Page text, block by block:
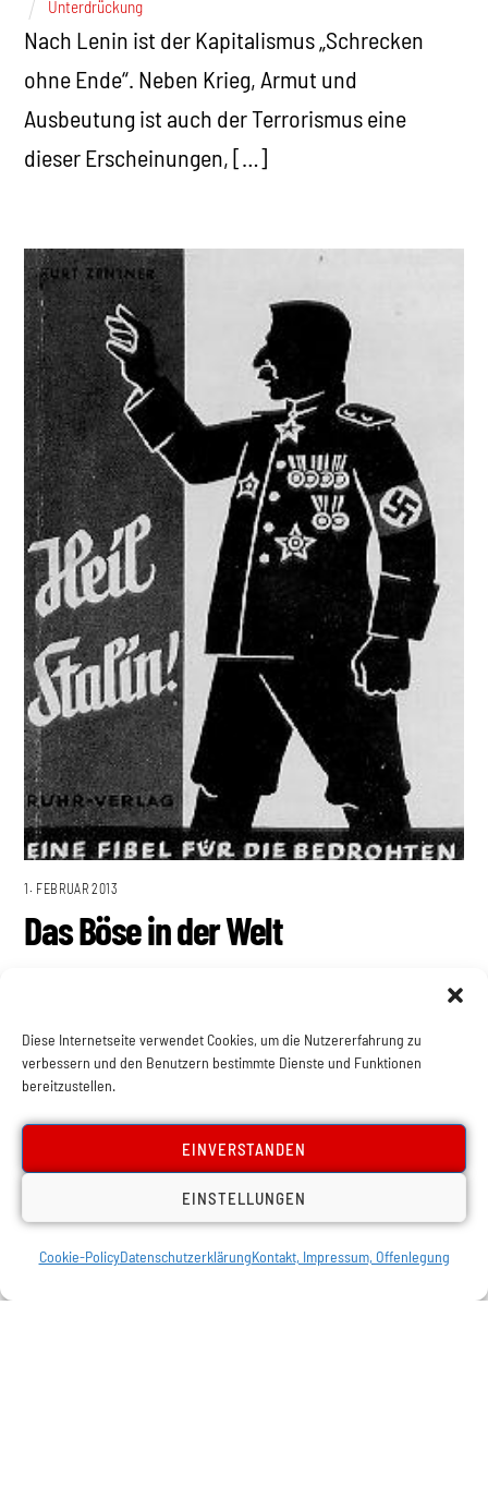
Diese Internetseite verwendet Cookies, um die Nutzererfahrung zu
verbessern und den Benutzern bestimmte Dienste und Funktionen
bereitzustellen.
EINVERSTANDEN
EINSTELLUNGEN
Cookie-PolicyDatenschutzerklärungKontakt, Impressum, Offenlegung
Unterdrückung
Nach Lenin ist der Kapitalismus „Schrecken
ohne Ende“. Neben Krieg, Armut und
Ausbeutung ist auch der Terrorismus eine
dieser Erscheinungen, […]
1. FEBRUAR 2013
Das Böse in der Welt
Totalitarismus. Immer wieder setzen die
Bürgerlichen Kommunismus und
Nationalsozialismus gleich. Sandro Tsipouras
zeigt, welche Funktion diese
Totalitarismustheorie im ideologischen Arsenal
[…]